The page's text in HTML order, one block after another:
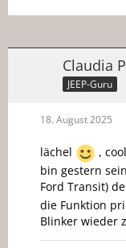
Claudia
JEEP-Guru
18. August 2025
lächel
,
bin gestern
Ford Transit)
die Funktion
Blinker wieder